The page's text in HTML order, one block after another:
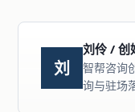
刘
刘伶 / 创
智帮咨询
询与驻场